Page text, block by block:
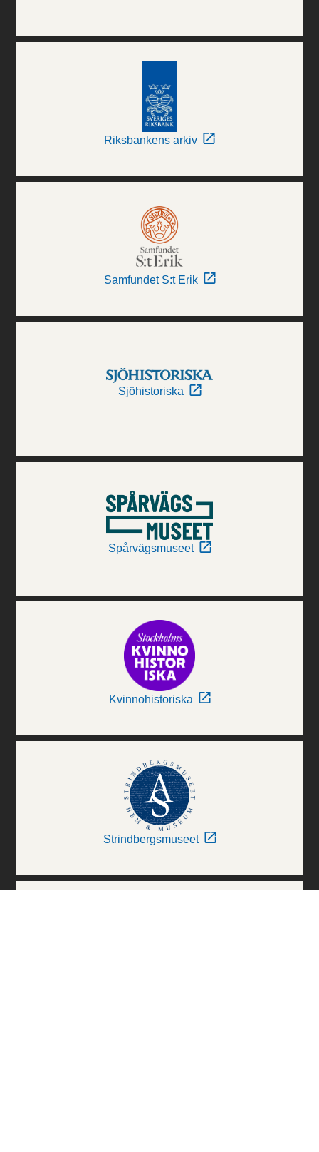
Riksbankens arkiv
Samfundet S:t Erik
Sjöhistoriska
Spårvägsmuseet
Kvinnohistoriska
Strindbergsmuseet